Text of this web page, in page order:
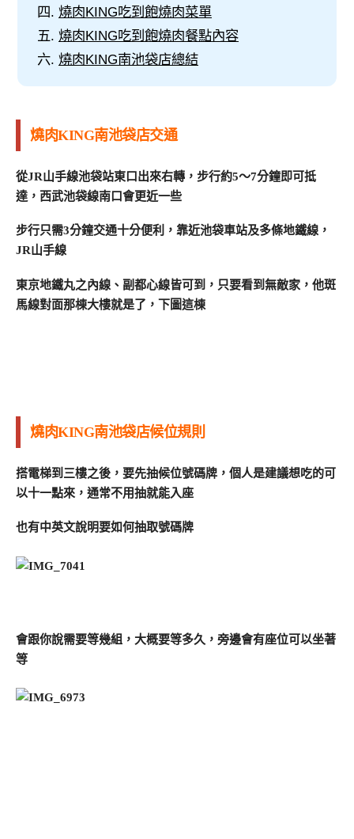
燒肉KING吃到飽燒肉菜單
燒肉KING吃到飽燒肉餐點內容
燒肉KING南池袋店總結
燒肉KING南池袋店交通
從JR山手線池袋站東口出來右轉，步行約5～7分鐘即可抵
達，西武池袋線南口會更近一些
步行只需3分鐘交通十分便利，靠近池袋車站及多條地鐵線，
JR山手線
東京地鐵丸之內線、副都心線皆可到，只要看到無敵家，他斑
馬線對面那棟大樓就是了，下圖這棟
燒肉KING南池袋店候位規則
搭電梯到三樓之後，要先抽候位號碼牌，個人是建議想吃的可
以十一點來，通常不用抽就能入座
也有中英文說明要如何抽取號碼牌
會跟你說需要等幾組，大概要等多久，旁邊會有座位可以坐著
等